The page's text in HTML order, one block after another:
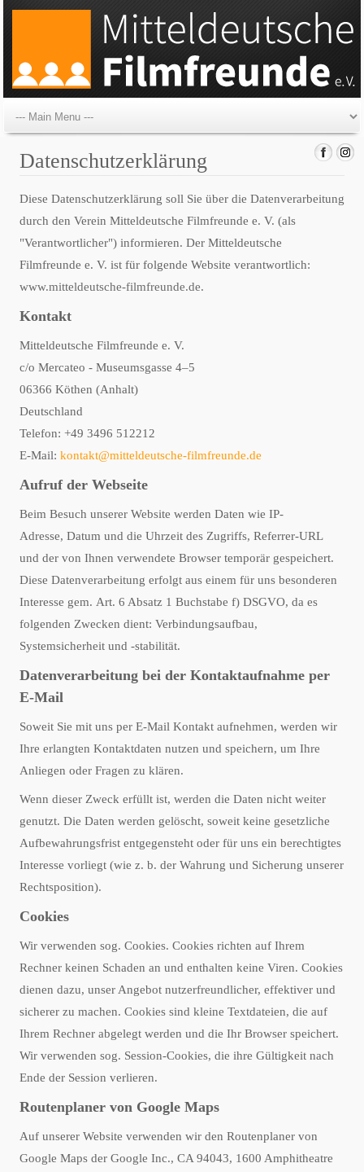
Datenschutzerklärung
Diese Datenschutzerklärung soll Sie über die Datenverarbeitung
durch den Verein Mitteldeutsche Filmfreunde e. V. (als
"Verantwortlicher") informieren. Der Mitteldeutsche
Filmfreunde e. V. ist für folgende Website verantwortlich:
www.mitteldeutsche-filmfreunde.de.
Kontakt
Mitteldeutsche Filmfreunde e. V.
c/o Mercateo - Museumsgasse 4–5
06366 Köthen (Anhalt)
Deutschland
Telefon: +49 3496 512212
E-Mail: kontakt@mitteldeutsche-filmfreunde.de
Aufruf der Webseite
Beim Besuch unserer Website werden Daten wie IP-
Adresse, Datum und die Uhrzeit des Zugriffs, Referrer-URL
und der von Ihnen verwendete Browser temporär gespeichert.
Diese Datenverarbeitung erfolgt aus einem für uns besonderen
Interesse gem. Art. 6 Absatz 1 Buchstabe f) DSGVO, da es
folgenden Zwecken dient: Verbindungsaufbau,
Systemsicherheit und -stabilität.
Datenverarbeitung bei der Kontaktaufnahme per
E-Mail
Soweit Sie mit uns per E-Mail Kontakt aufnehmen, werden wir
Ihre erlangten Kontaktdaten nutzen und speichern, um Ihre
Anliegen oder Fragen zu klären.
Wenn dieser Zweck erfüllt ist, werden die Daten nicht weiter
genutzt. Die Daten werden gelöscht, soweit keine gesetzliche
Aufbewahrungsfrist entgegensteht oder für uns ein berechtigtes
Interesse vorliegt (wie z. b. der Wahrung und Sicherung unserer
Rechtsposition).
Cookies
Wir verwenden sog. Cookies. Cookies richten auf Ihrem
Rechner keinen Schaden an und enthalten keine Viren. Cookies
dienen dazu, unser Angebot nutzerfreundlicher, effektiver und
sicherer zu machen. Cookies sind kleine Textdateien, die auf
Ihrem Rechner abgelegt werden und die Ihr Browser speichert.
Wir verwenden sog. Session-Cookies, die ihre Gültigkeit nach
Ende der Session verlieren.
Routenplaner von Google Maps
Auf unserer Website verwenden wir den Routenplaner von
Google Maps der Google Inc., CA 94043, 1600 Amphitheatre